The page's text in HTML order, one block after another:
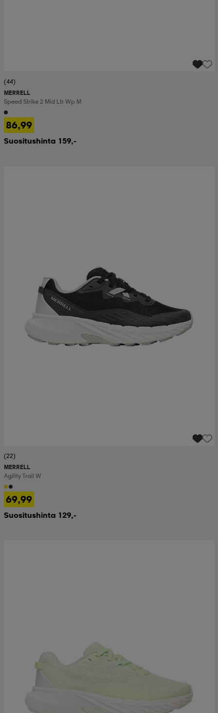
(44)
MERRELL
Speed Strike 2 Mid Ltr Wp M
86,99
Suositushinta 159,-
(22)
MERRELL
Agility Trail W
69,99
Suositushinta 129,-